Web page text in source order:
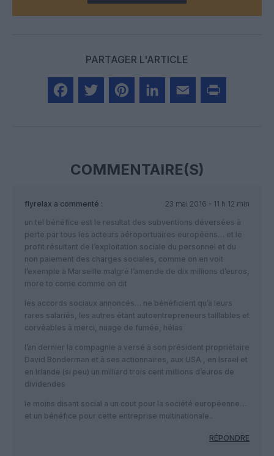
PARTAGER L'ARTICLE
COMMENTAIRE(S)
flyrelax a commenté :
23 mai 2016 - 11 h 12 min
un tel bénéfice est le resultat des subventions déversées à
perte par tous les acteurs aéroportuaires européens… et le
profit résultant de l’exploitation sociale du personnel et du
non paiement des charges sociales, comme on en voit
l’exemple à Marseille malgré l’amende de dix millions d’euros,
more to come comme on dit
les accords sociaux annoncés… ne bénéficient qu’à leurs
rares salariés, les autres étant autoentrepreneurs taillables et
corvéables à merci, nuage de fumée, hélas
l’an dernier la compagnie a versé à son président propriétaire
David Bonderman et à ses actionnaires, aux USA , en Israel et
en Irlande (si peu) un milliard trois cent millions d’euros de
dividendes
le moins disant social a un cout pour la société européenne…
et un bénéfice pour cette entreprise multinationale..
RÉPONDRE